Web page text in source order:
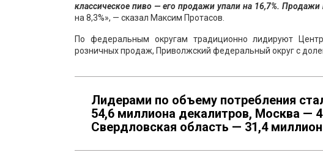
классическое пиво — его продажи упали на 16,7%.
на 8,3%», — сказал Максим Протасов.
По федеральным округам традиционно лидируют
розничных продаж, Приволжский федеральный округ с
Лидерами по объему потребления
54,6 миллиона декалитров, Москва —
Свердловская область — 31,4